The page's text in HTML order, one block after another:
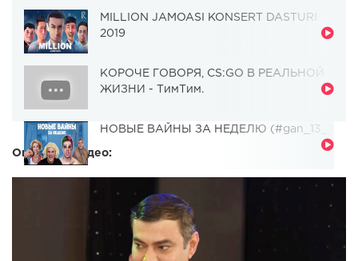
MILLION JAMOASI KONSERT DASTURI
2019
КОРОЧЕ ГОВОРЯ, CS:GO В РЕАЛЬНОЙ
ЖИЗНИ - ТимТим.
НОВЫЕ ВАЙНЫ ЗА НЕДЕЛЮ (#gan_13_)
Описание видео: